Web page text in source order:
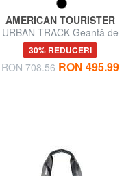
AMERICAN TOURISTER
URBAN TRACK Geantă de
voiaj, medie, cu roți
30% REDUCERI
RON 708.56 RON 495.99